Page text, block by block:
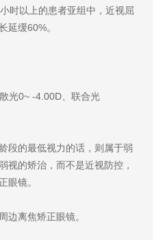
时以上的患者亚组中，近视屈
延缓60%。
0~ -4.00D、联合光
的最低视力的话，则属于弱
视的矫治，而不是近视防控，
眼镜。
离焦矫正眼镜。